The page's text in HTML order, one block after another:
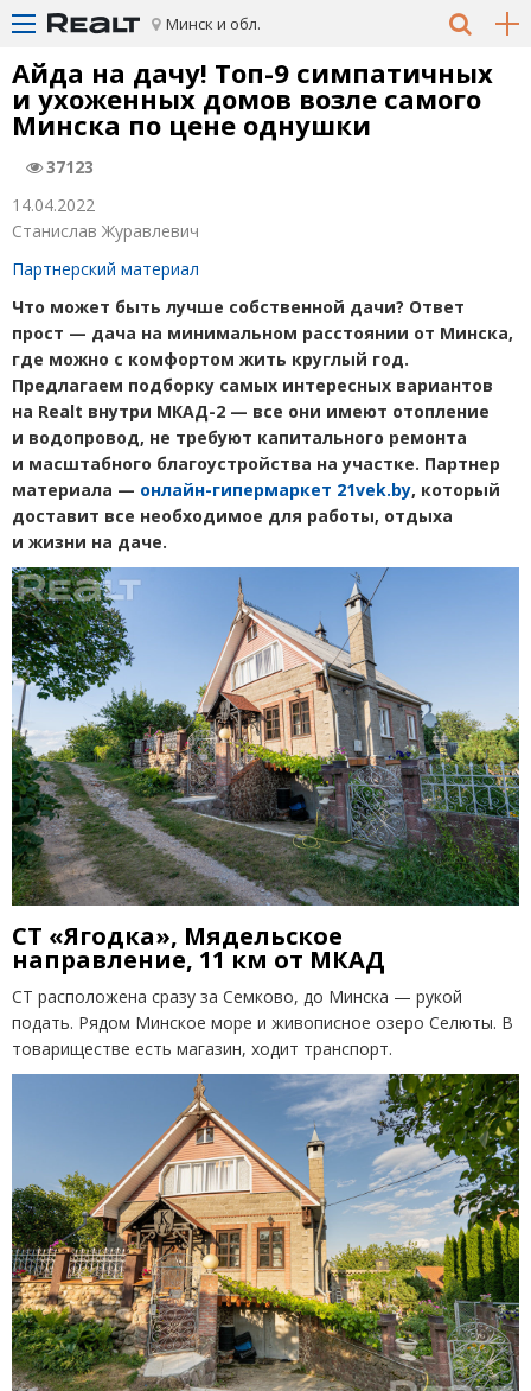
Минск и обл.
Айда на дачу! Топ-9 симпатичных
и ухоженных домов возле самого
Минска по цене однушки
37123
14.04.2022
Станислав Журавлевич
Партнерский материал
Что может быть лучше собственной дачи? Ответ
прост — дача на минимальном расстоянии от Минска,
где можно с комфортом жить круглый год.
Предлагаем подборку самых интересных вариантов
на Realt внутри МКАД-2 — все они имеют отопление
и водопровод, не требуют капитального ремонта
и масштабного благоустройства на участке. Партнер
материала — онлайн-гипермаркет 21vek.by, который
доставит все необходимое для работы, отдыха
и жизни на даче.
СТ «Ягодка», Мядельское
направление, 11 км от МКАД
СТ расположена сразу за Семково, до Минска — рукой
подать. Рядом Минское море и живописное озеро Селюты. В
товариществе есть магазин, ходит транспорт.